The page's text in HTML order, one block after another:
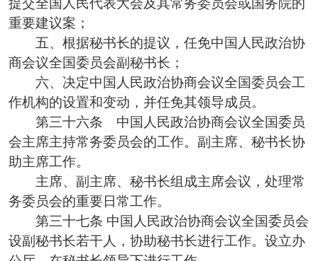
重要建议案；
五、根据秘书长的提议，任免中国人民政治协
商会议全国委员会副秘书长；
六、决定中国人民政治协商会议全国委员会工
作机构的设置和变动，并任免其领导成员。
第三十六条 中国人民政治协商会议全国委员
会主席主持常务委员会的工作。副主席、秘书长协
助主席工作。
主席、副主席、秘书长组成主席会议，处理常
务委员会的重要日常工作。
第三十七条 中国人民政治协商会议全国委员会
设副秘书长若干人，协助秘书长进行工作。设立办